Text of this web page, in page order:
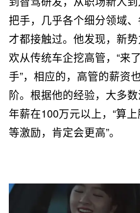
把手，几乎各个细分领域
才都接触过。他发现，新
欢从传统车企挖高管，“来
手”，相应的，高管的薪资
阶。根据他的经验，大多
年薪在100万元以上，“算
等激励，肯定会更高”。